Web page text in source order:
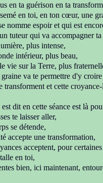
en ta guérison en ta
en toi, en ton cœur, une
nomme espoir et qui est
tuteur qui va accompagner ta
plus intense,
intérieur, plus beau,
vie sur la Terre, plus
va te permettre d'y
transforment et cette
dit en cette séance est là
te laisser aller,
se détende,
accepte une transformation,
acceptent, pour
en toi,
bien, ici maintenant,